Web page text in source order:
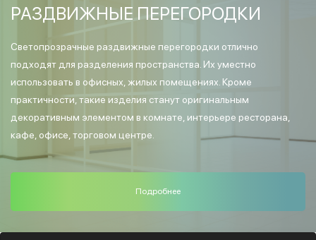
РАЗДВИ­ЖНЫЕ ПЕРЕГОРОДКИ
Светопрозрачные раздвижные перегородки отлично
подходят для разделения пространства. Их уместно
использовать в офисных, жилых помещениях. Кроме
практичности, такие изделия станут оригинальным
декоративным элементом в комнате, интерьере ресторана,
кафе, офисе, торговом центре.
Подробнее